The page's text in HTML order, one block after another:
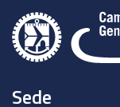
Sede